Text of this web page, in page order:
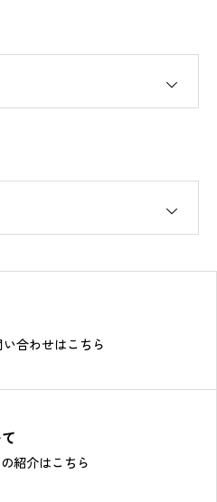
合わせはこちら
紹介はこちら